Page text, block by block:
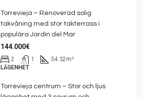
Torrevieja – Renoverad solig
takvåning med stor takterrass i
populära Jardín del Mar
144.000€
2 1 54.32m²
LÄGENHET
Torrevieja centrum – Stor och ljus